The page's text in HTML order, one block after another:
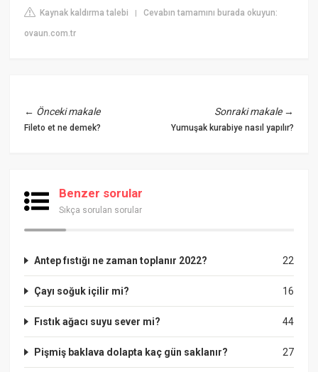
Kaynak kaldırma talebi |Cevabın tamamını burada okuyun:
ovaun.com.tr
← Önceki makale
Fileto et ne demek?
Sonraki makale→
Yumuşak kurabiye nasıl yapılır?
Benzer sorular
Sıkça sorulan sorular
22
Antep fıstığı ne zaman toplanır 2022?
16
Çayı soğuk içilir mi?
44
Fıstık ağacı suyu sever mi?
27
Pişmiş baklava dolapta kaç gün saklanır?